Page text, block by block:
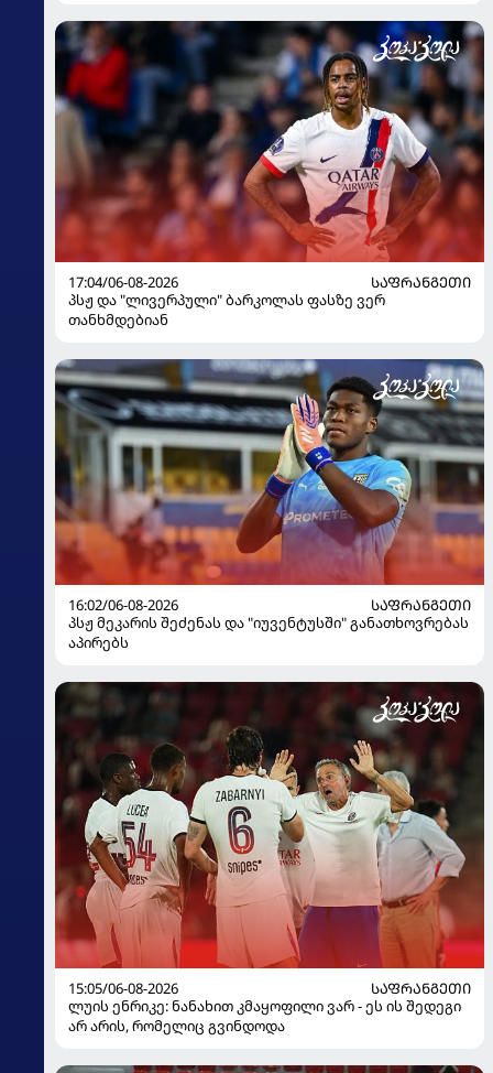
17:04/06-08-2026
ᲡᲐᲤᲠᲐᲜᲒᲔᲗᲘ
პსჟ და "ლივერპული" ბარკოლას ფასზე ვერ
თანხმდებიან
16:02/06-08-2026
ᲡᲐᲤᲠᲐᲜᲒᲔᲗᲘ
პსჟ მეკარის შეძენას და "იუვენტუსში" განათხოვრებას
აპირებს
15:05/06-08-2026
ᲡᲐᲤᲠᲐᲜᲒᲔᲗᲘ
ლუის ენრიკე: ნანახით კმაყოფილი ვარ - ეს ის შედეგი
არ არის, რომელიც გვინდოდა